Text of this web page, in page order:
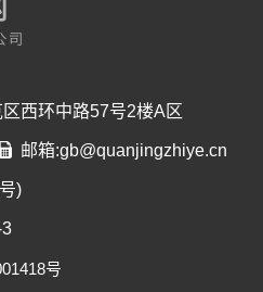
西环中路57号2楼A区
邮箱:gb@quanjingzhiye.cn
)
号